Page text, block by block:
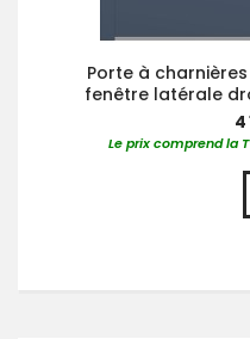
Porte à
fenêtre latérale
4
Le prix comprend la